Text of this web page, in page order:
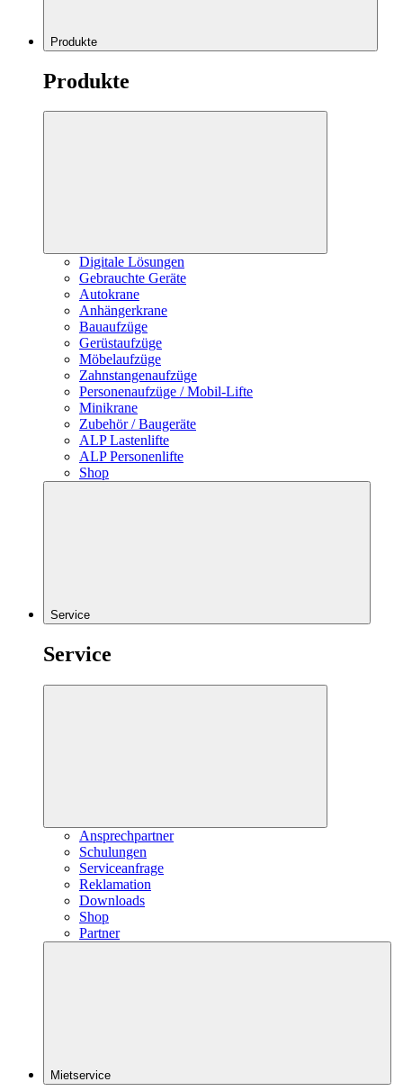
Produkte
Produkte
Digitale Lösungen
Gebrauchte Geräte
Autokrane
Anhängerkrane
Bauaufzüge
Gerüstaufzüge
Möbelaufzüge
Zahnstangenaufzüge
Personenaufzüge / Mobil-Lifte
Minikrane
Zubehör / Baugeräte
ALP Lastenlifte
ALP Personenlifte
Shop
Service
Service
Ansprechpartner
Schulungen
Serviceanfrage
Reklamation
Downloads
Shop
Partner
Mietservice